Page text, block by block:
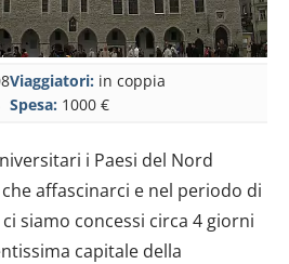
Viaggiatori: in coppia
Spesa: 1000 €
i Paesi del Nord
affascinarci e nel periodo di
siamo concessi circa 4 giorni
capitale della